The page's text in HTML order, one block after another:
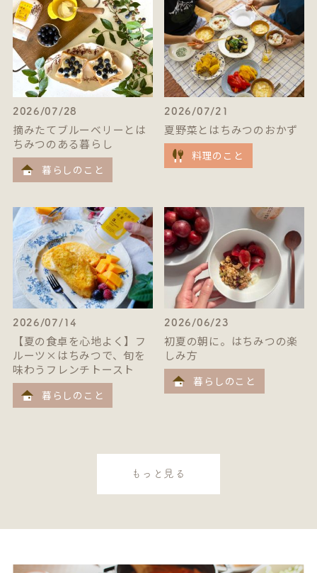
2026/07/28
摘みたてブルーベリーとは
ちみつのある暮らし
暮らしのこと
2026/07/21
夏野菜とはちみつのおかず
料理のこと
2026/07/14
【夏の食卓を心地よく】フ
ルーツ×はちみつで、旬を
味わうフレンチトースト
暮らしのこと
2026/06/23
初夏の朝に。はちみつの楽
しみ方
暮らしのこと
もっと見る